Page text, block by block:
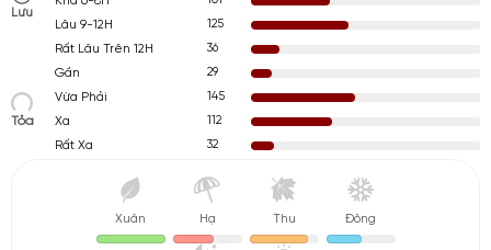
Lưu
Lâu 9-12H
125
Rất Lâu Trên 12H
36
Tỏa
Gần
29
Vừa Phải
145
Xa
112
Rất Xa
32
Xuân Hạ Thu Đông